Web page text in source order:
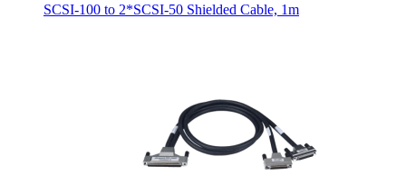
SCSI-100 to 2*SCSI-50 Shielded Cable, 1m